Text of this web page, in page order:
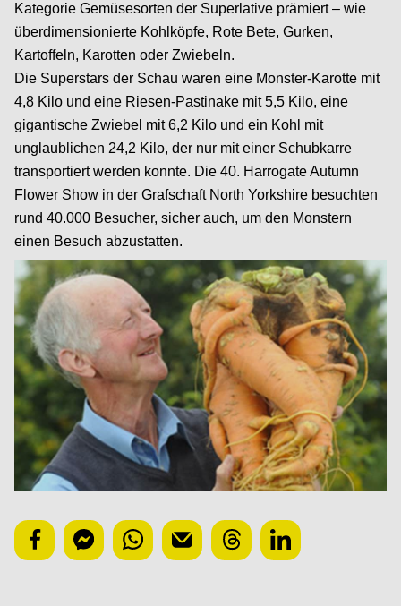
Kategorie Gemüsesorten der Superlative prämiert – wie
überdimensionierte Kohlköpfe, Rote Bete, Gurken,
Kartoffeln, Karotten oder Zwiebeln.
Die Superstars der Schau waren eine Monster-Karotte mit
4,8 Kilo und eine Riesen-Pastinake mit 5,5 Kilo, eine
gigantische Zwiebel mit 6,2 Kilo und ein Kohl mit
unglaublichen 24,2 Kilo, der nur mit einer Schubkarre
transportiert werden konnte. Die 40. Harrogate Autumn
Flower Show in der Grafschaft North Yorkshire besuchten
rund 40.000 Besucher, sicher auch, um den Monstern
einen Besuch abzustatten.